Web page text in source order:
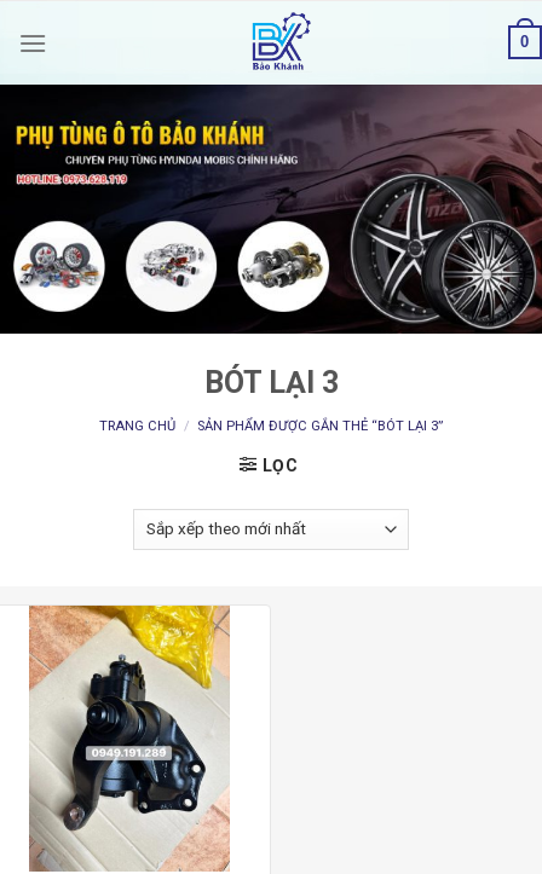
0
BÓT LẠI 3
TRANG CHỦ / SẢN PHẨM ĐƯỢC GẮN THẺ “BÓT LẠI 3”
LỌC